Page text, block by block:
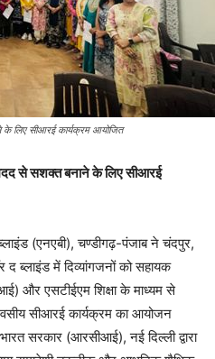
के लिए सीआरई कार्यक्रम आयोजित
मदद से सशक्त बनाने के लिए सीआरई
(एनएबी), चण्डीगढ़-पंजाब ने चंदपुर,
द ब्लाइंड में दिव्यांगजनों को सहायक
और एसटीईएम शिक्षा के माध्यम से
सीआरई कार्यक्रम का आयोजन
सरकार (आरसीआई), नई दिल्ली द्वारा